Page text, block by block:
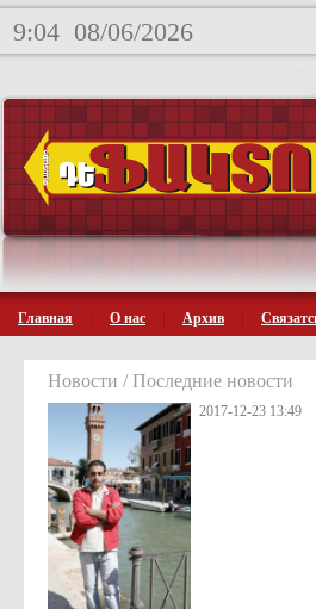
9:04 08/06/2026
Главная О нас Архив
Новости / Последние новости
2017-12-23 13:49